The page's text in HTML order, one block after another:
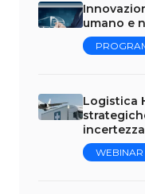
umano e
Logistica
incertezza
WEBINAR